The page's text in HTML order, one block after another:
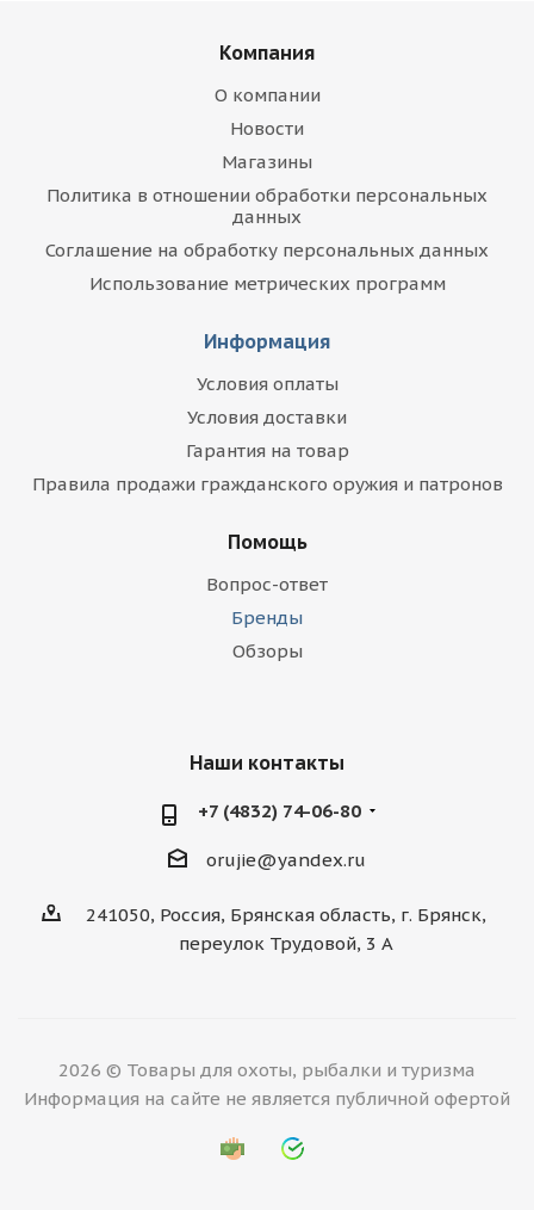
Компания
О компании
Новости
Магазины
Политика в отношении обработки персональных
данных
Соглашение на обработку персональных данных
Использование метрических программ
Информация
Условия оплаты
Условия доставки
Гарантия на товар
Правила продажи гражданского оружия и патронов
Помощь
Вопрос-ответ
Бренды
Обзоры
Наши контакты
+7 (4832) 74-06-80
orujie@yandex.ru
241050, Россия, Брянская область, г. Брянск,
переулок Трудовой, 3 А
2026 © Товары для охоты, рыбалки и туризма
Информация на сайте не является публичной офертой